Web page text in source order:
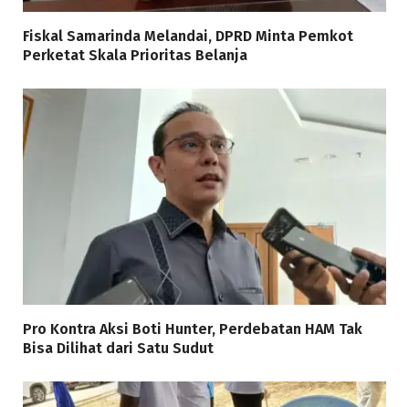
Fiskal Samarinda Melandai, DPRD Minta Pemkot
Perketat Skala Prioritas Belanja
Pro Kontra Aksi Boti Hunter, Perdebatan HAM Tak
Bisa Dilihat dari Satu Sudut